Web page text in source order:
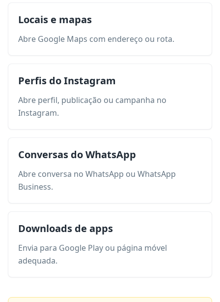
Locais e mapas
Abre Google Maps com endereço ou rota.
Perfis do Instagram
Abre perfil, publicação ou campanha no
Instagram.
Conversas do WhatsApp
Abre conversa no WhatsApp ou WhatsApp
Business.
Downloads de apps
Envia para Google Play ou página móvel
adequada.